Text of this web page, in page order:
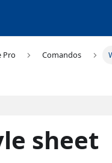
Pro Comandos
sheet